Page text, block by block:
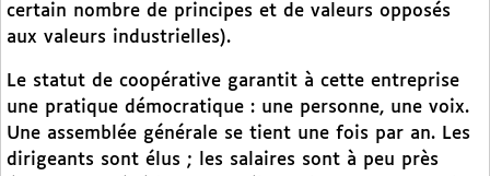
certain nombre de principes et de valeurs opposés
aux valeurs industrielles).
Le statut de coopérative garantit à cette entreprise
une pratique démocratique : une personne, une voix.
Une assemblée générale se tient une fois par an. Les
dirigeants sont élus ; les salaires sont à peu près